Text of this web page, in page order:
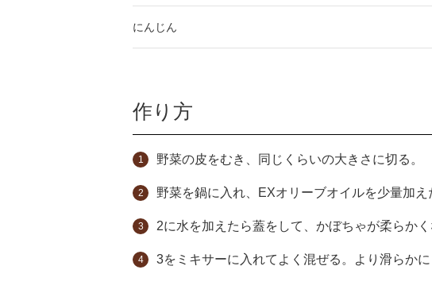
にんじん
作り方
野菜の皮をむき、同じくらいの大きさに切る。
野菜を鍋に入れ、EXオリーブオイルを少量加え
2に水を加えたら蓋をして、かぼちゃが柔らか
3をミキサーに入れてよく混ぜる。より滑らか